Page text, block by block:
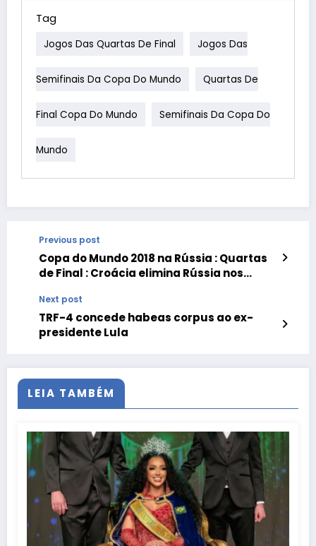
Tag
Jogos Das Quartas De Final Jogos Das
Semifinais Da Copa Do Mundo Quartas De
Final Copa Do Mundo Semifinais Da Copa Do
Mundo
Previous post
Copa do Mundo 2018 na Rússia : Quartas
de Final : Croácia elimina Rússia nos
Next post
TRF-4 concede habeas corpus ao ex-
presidente Lula
LEIA TAMBÉM